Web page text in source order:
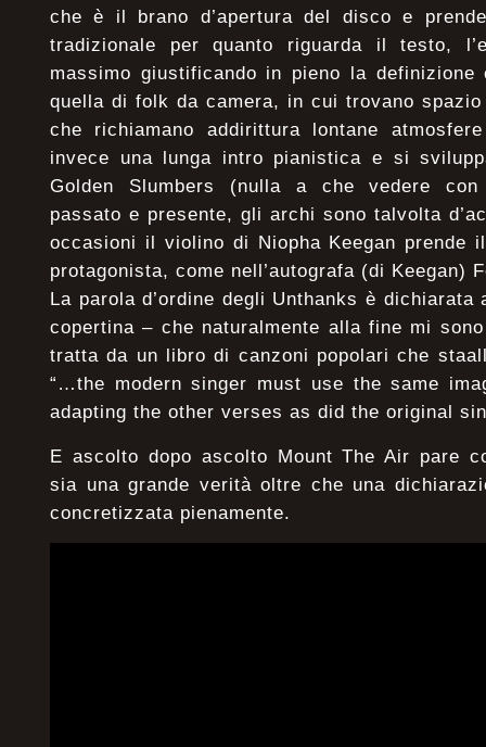
che è il brano d’apertura del disco e
tradizionale per quanto riguarda il testo,
massimo giustificando in pieno la
quella di folk da camera, in cui trovano
che richiamano addirittura lontane
invece una lunga intro pianistica e si
Golden Slumbers (nulla a che vedere
passato e presente, gli archi sono talvolta
occasioni il violino di Niopha Keegan prende
protagonista, come nell’autografa (di Keegan)
La parola d’ordine degli Unthanks è dichiarata
copertina – che naturalmente alla fine mi
tratta da un libro di canzoni popolari che
“…the modern singer must use the same
adapting the other verses as did the original
E ascolto dopo ascolto Mount The Air pare
sia una grande verità oltre che una
concretizzata pienamente.